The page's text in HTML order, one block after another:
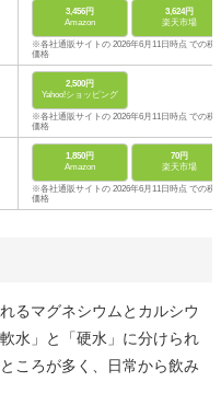
3,456円
Amazon
3,624円
楽天市場
※各社通販サイトの 2026年6月11日時点 での税
価格
2,500円
Yahoo!ショッピング
※各社通販サイトの 2026年6月11日時点 での税
価格
1,850円
Amazon
70円
楽天市場
※各社通販サイトの 2026年6月11日時点 での税
価格
るマグネシウムとカルシウ
水」と「硬水」に分けられ
ころが多く、日常から飲み